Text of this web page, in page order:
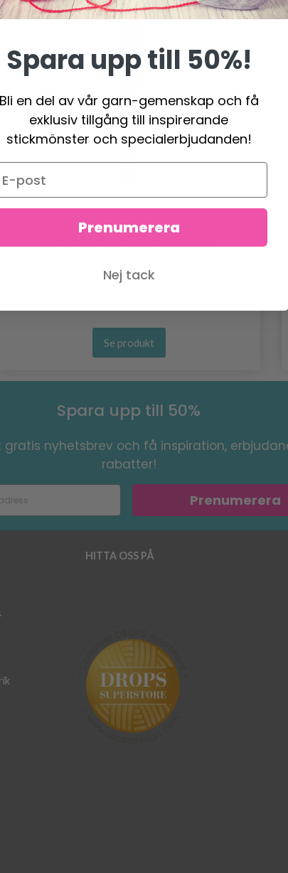
POSCA TUSCH, 0.7 MM, 1 ST.
74.95 SEK
Se produkt
Spara upp till 50%
nyhetsbrev och få inspiration,
rabatter!
Prenumerera
HITTA OSS PÅ
Spara upp till 50%!
Bli en del av vår garn-gemenskap och få
exklusiv tillgång till inspirerande
stickmönster och specialerbjudanden!
Prenumerera
Nej tack